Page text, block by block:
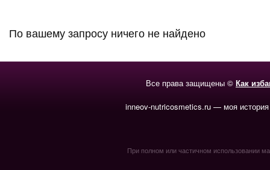
По вашему запросу ничего не найдено
Все права защищены © Как
inneov-nutricosmetics.ru — моя
При полном или частичном использовании